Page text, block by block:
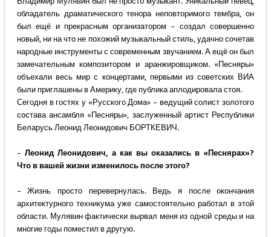
обладатель драматического тенора неповторимого тембра, он
был ещё и прекрасным организатором – создал совершенно
новый, ни на что не похожий музыкальный стиль, удачно сочетав
народные инструменты с современным звучанием. А ещё он был
замечательным композитором и аранжировщиком. «Песняры»
объехали весь мир с концертами, первыми из советских ВИА
были приглашены в Америку, где публика аплодировала стоя.
Сегодня в гостях у «Русского Дома» – ведущий солист золотого
состава ансамбля «Песняры», заслуженный артист Республики
Беларусь Леонид Леонидович БОРТКЕВИЧ.
– Леонид Леонидович, а как вы оказались в «Песнярах»?
Что в вашей жизни изменилось после этого?
– Жизнь просто перевернулась. Ведь я после окончания
архитектурного техникума уже самостоятельно работал в этой
области. Мулявин фактически вырвал меня из одной среды и на
многие годы поместил в другую.